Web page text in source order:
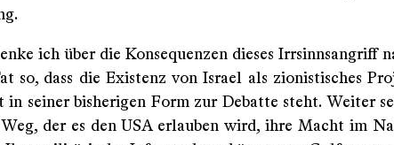
ich über die Konsequenzen dieses Irrsinnsangriff
so, dass die Existenz von Israel als zionistisches
in seiner bisherigen Form zur Debatte steht. Weiter
der es den USA erlauben wird, ihre Macht im